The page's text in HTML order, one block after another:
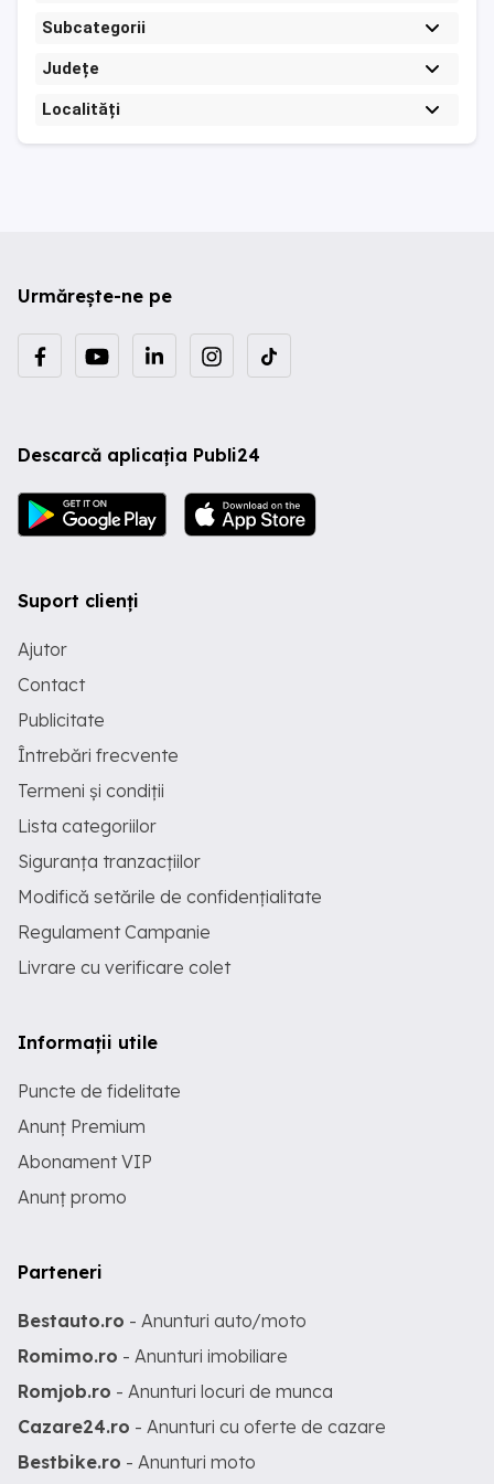
Subcategorii
Județe
Localități
Urmărește-ne pe
Descarcă aplicația Publi24
Suport clienți
Ajutor
Contact
Publicitate
Întrebări frecvente
Termeni și condiții
Lista categoriilor
Siguranța tranzacțiilor
Modifică setările de confidențialitate
Regulament Campanie
Livrare cu verificare colet
Informații utile
Puncte de fidelitate
Anunț Premium
Abonament VIP
Anunț promo
Parteneri
Bestauto.ro - Anunturi auto/moto
Romimo.ro - Anunturi imobiliare
Romjob.ro - Anunturi locuri de munca
Cazare24.ro - Anunturi cu oferte de cazare
Bestbike.ro - Anunturi moto